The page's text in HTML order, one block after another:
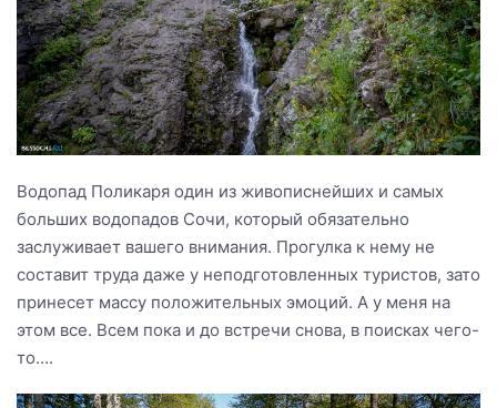
Водопад Поликаря один из живописнейших и самых
больших водопадов Сочи, который обязательно
заслуживает вашего внимания. Прогулка к нему не
составит труда даже у неподготовленных туристов, зато
принесет массу положительных эмоций. А у меня на
этом все. Всем пока и до встречи снова, в поисках чего-
то….